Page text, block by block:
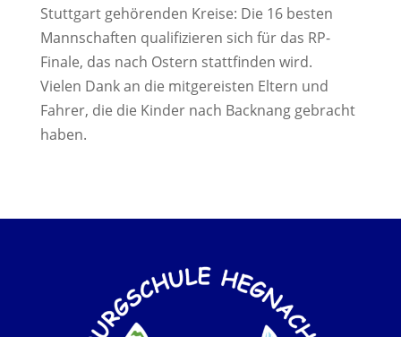
Stuttgart gehörenden Kreise: Die 16 besten
Mannschaften qualifizieren sich für das RP-
Finale, das nach Ostern stattfinden wird.
Vielen Dank an die mitgereisten Eltern und
Fahrer, die die Kinder nach Backnang gebracht
haben.